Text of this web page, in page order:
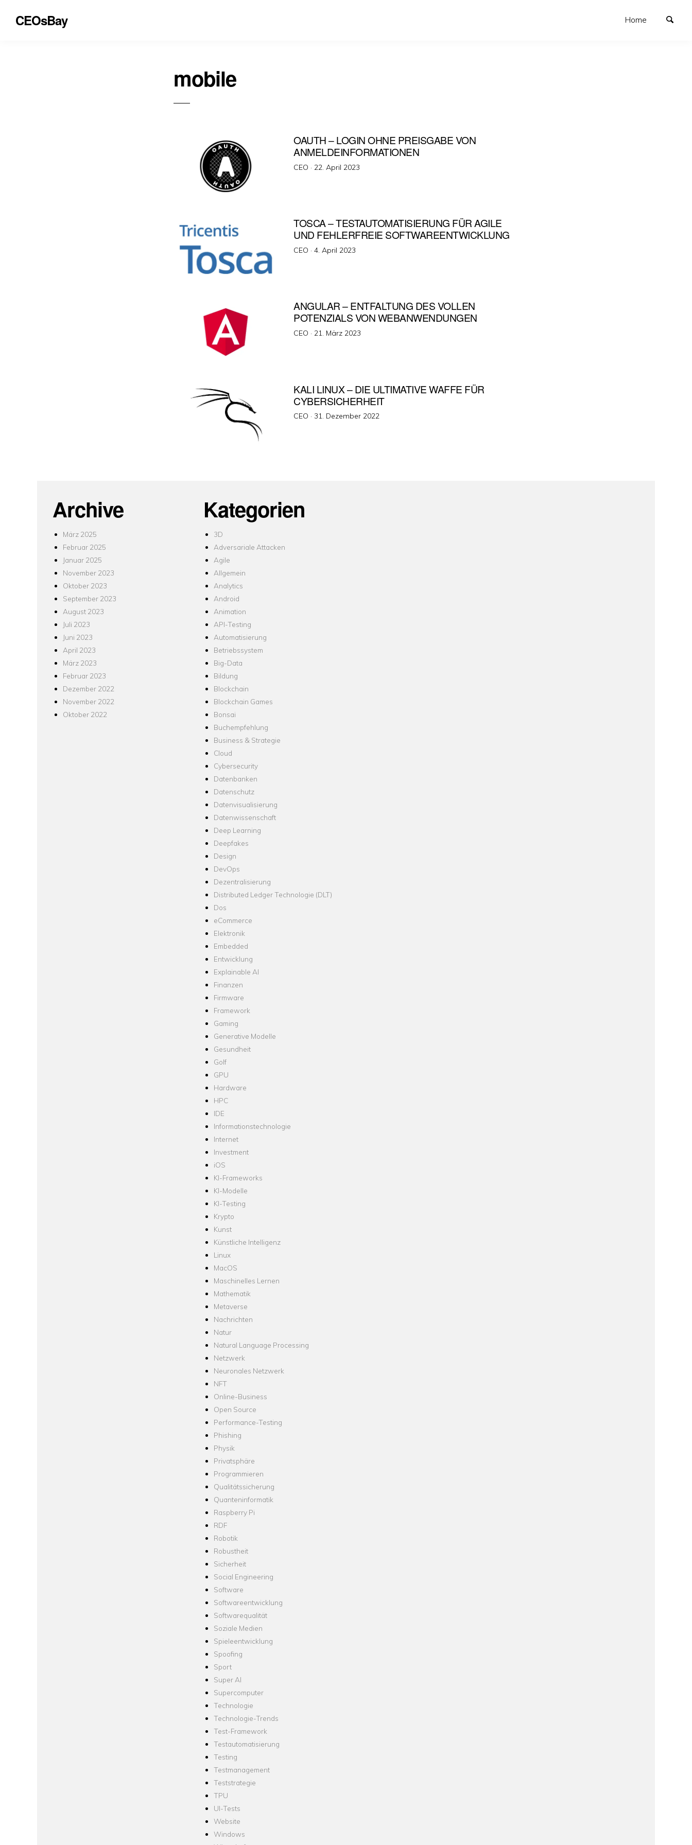
CEOsBay Home
mobile
OAUTH – LOGIN OHNE PREISGABE VON
ANMELDEINFORMATIONEN
CEO · Veröffentlicht
22. April 2023
TOSCA – TESTAUTOMATISIERUNG FÜR AGILE
UND FEHLERFREIE SOFTWAREENTWICKLUNG
CEO ·Veröffentlicht
4. April 2023
ANGULAR – ENTFALTUNG DES VOLLEN
POTENZIALS VON WEBANWENDUNGEN
CEO · Veröffentlicht
21. März 2023
KALI LINUX – DIE ULTIMATIVE WAFFE FÜR
CYBERSICHERHEIT
CEO ·Veröffentlicht
31. Dezember 2022
Archive
März 2025
Februar 2025
Januar 2025
November 2023
Oktober 2023
September 2023
August 2023
Juli 2023
Juni 2023
April 2023
März 2023
Februar 2023
Dezember 2022
November 2022
Oktober 2022
Kategorien
3D
Adversariale Attacken
Agile
Allgemein
Analytics
Android
Animation
API-Testing
Automatisierung
Betriebssystem
Big-Data
Bildung
Blockchain
Blockchain Games
Bonsai
Buchempfehlung
Business & Strategie
Cloud
Cybersecurity
Datenbanken
Datenschutz
Datenvisualisierung
Datenwissenschaft
Deep Learning
Deepfakes
Design
DevOps
Dezentralisierung
Distributed Ledger Technologie (DLT)
Dos
eCommerce
Elektronik
Embedded
Entwicklung
Explainable AI
Finanzen
Firmware
Framework
Gaming
Generative Modelle
Gesundheit
Golf
GPU
Hardware
HPC
IDE
Informationstechnologie
Internet
Investment
iOS
KI-Frameworks
KI-Modelle
KI-Testing
Krypto
Kunst
Künstliche Intelligenz
Linux
MacOS
Maschinelles Lernen
Mathematik
Metaverse
Nachrichten
Natur
Natural Language Processing
Netzwerk
Neuronales Netzwerk
NFT
Online-Business
Open Source
Performance-Testing
Phishing
Physik
Privatsphäre
Programmieren
Qualitätssicherung
Quanteninformatik
Raspberry Pi
RDF
Robotik
Robustheit
Sicherheit
Social Engineering
Software
Softwareentwicklung
Softwarequalität
Soziale Medien
Spieleentwicklung
Spoofing
Sport
Super AI
Supercomputer
Technologie
Technologie-Trends
Test-Framework
Testautomatisierung
Testing
Testmanagement
Teststrategie
TPU
UI-Tests
Website
Windows